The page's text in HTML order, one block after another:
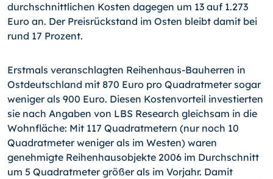
durchschnittlichen Kosten dagegen um 13 auf 1.273
Euro an. Der Preisrückstand im Osten bleibt damit bei
rund 17 Prozent.
Erstmals veranschlagten Reihenhaus-Bauherren in
Ostdeutschland mit 870 Euro pro Quadratmeter sogar
weniger als 900 Euro. Diesen Kostenvorteil investierten
sie nach Angaben von LBS Research gleichsam in die
Wohnfläche: Mit 117 Quadratmetern (nur noch 10
Quadratmeter weniger als im Westen) waren
genehmigte Reihenhausobjekte 2006 im Durchschnitt
um 5 Quadratmeter größer als im Vorjahr. Damit